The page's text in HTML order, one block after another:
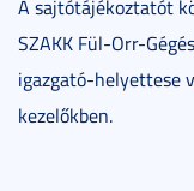
A sajtótájékoztatót
SZAKK Fül-Orr-
igazgató-helyettese
kezelőkben.